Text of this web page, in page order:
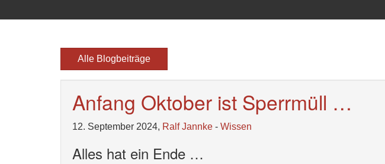
Alle Blogbeiträge
Anfang Oktober ist Sperrmüll …
12. September 2024, Ralf Jannke - Wissen
Alles hat ein Ende …